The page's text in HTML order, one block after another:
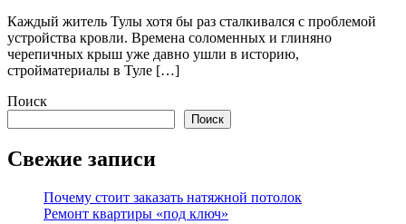
Каждый житель Тулы хотя бы раз сталкивался с проблемой
устройства кровли. Времена соломенных и глиняно
черепичных крыш уже давно ушли в историю,
стройматериалы в Туле […]
Поиск
Поиск
Свежие записи
Почему стоит заказать натяжной потолок
Ремонт квартиры «под ключ»